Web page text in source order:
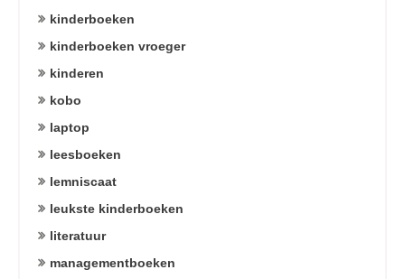
kinderboeken
kinderboeken vroeger
kinderen
kobo
laptop
leesboeken
lemniscaat
leukste kinderboeken
literatuur
managementboeken